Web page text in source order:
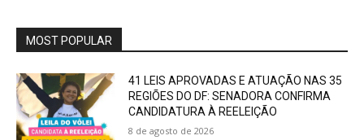
MOST POPULAR
41 LEIS APROVADAS E ATUAÇÃO NAS 35
REGIÕES DO DF: SENADORA CONFIRMA
CANDIDATURA À REELEIÇÃO
8 de agosto de 2026